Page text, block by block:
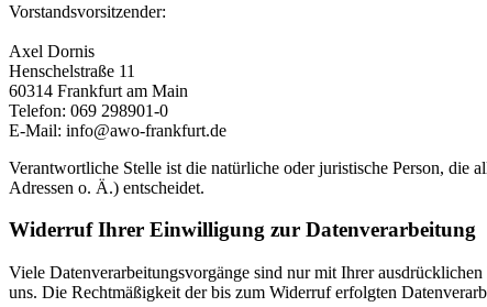
Vorstandsvorsitzender:
Axel Dornis
Henschelstraße 11
60314 Frankfurt am Main
Telefon: 069 298901-0
E-Mail: info@awo-frankfurt.de
Verantwortliche Stelle ist die natürliche oder juristische Person, die
Adressen o. Ä.) entscheidet.
Widerruf Ihrer Einwilligung zur Datenverarbeitung
Viele Datenverarbeitungsvorgänge sind nur mit Ihrer
uns. Die Rechtmäßigkeit der bis zum Widerruf erfolgten